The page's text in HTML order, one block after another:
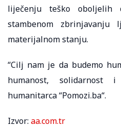
liječenju teško
stambenom
materijalnom stanju.
“Cilj nam je da budemo
humanost, solidarnost
humanitarca “Pomozi.ba“.
Izvor: aa.com.tr